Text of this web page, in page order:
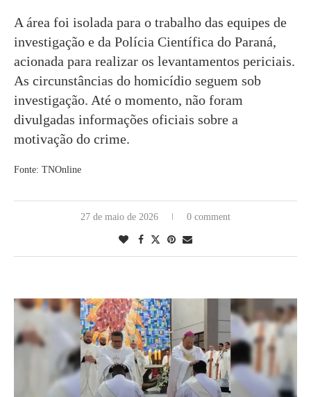
A área foi isolada para o trabalho das equipes de
investigação e da Polícia Científica do Paraná,
acionada para realizar os levantamentos periciais.
As circunstâncias do homicídio seguem sob
investigação. Até o momento, não foram
divulgadas informações oficiais sobre a
motivação do crime.
Fonte: TNOnline
27 de maio de 2026 0 comment